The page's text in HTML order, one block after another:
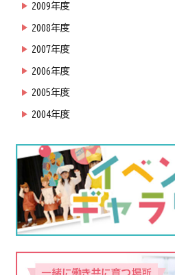
2009年度
2008年度
2007年度
2006年度
2005年度
2004年度